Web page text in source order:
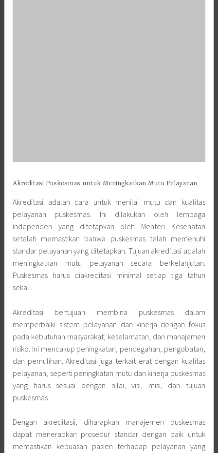
Akreditasi Puskesmas untuk Meningkatkan Mutu Pelayanan
Akreditasi adalah cara untuk menilai mutu dan kualitas
pelayanan puskesmas. Ini dilakukan oleh lembaga
independen yang ditetapkan oleh Menteri Kesehatan
setelah memastikan bahwa puskesmas telah memenuhi
standar pelayanan yang ditetapkan. Tujuan akreditasi adalah
meningkatkan mutu pelayanan secara berkelanjutan.
Puskesmas harus diakreditasi minimal setiap tiga tahun
sekali.
Akreditasi bertujuan membina puskesmas dalam
memperbaiki sistem pelayanan dan kinerja dengan fokus
pada kebutuhan masyarakat, keselamatan, dan manajemen
risiko. Ini mencakup peningkatan, pencegahan, pengobatan,
dan pemulihan. Akreditasi juga terkait erat dengan kualitas
pelayanan, seperti peningkatan mutu dan kinerja puskesmas
yang harus sesuai dengan nilai, visi, misi, dan tujuan
puskesmas.
Dengan akreditasii, diharapkan manajemen puskesmas
dapat menerapkan prosedur standar dengan baik untuk
memastikan kepuasan pasien terhadap pelayanan yang